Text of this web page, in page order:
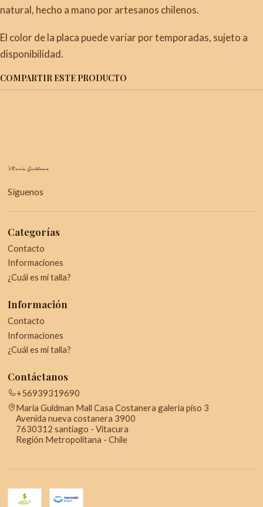
natural, hecho a mano por artesanos chilenos.
El color de la placa puede variar por temporadas, sujeto a
disponibilidad.
COMPARTIR ESTE PRODUCTO
Síguenos
Categorías
Contacto
Informaciones
¿Cuál es mi talla?
Información
Contacto
Informaciones
¿Cuál es mi talla?
Contáctanos
+56939319690
Maria Guldman Mall Casa Costanera galeria piso 3
Avenida nueva costanera 3900
7630312 santiago - Vitacura
Región Metropolitana - Chile